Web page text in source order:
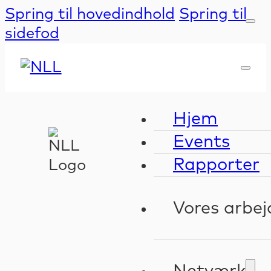
Spring til hovedindhold Spring til
sidefod
Hjem
Events
Rapporter
Vores